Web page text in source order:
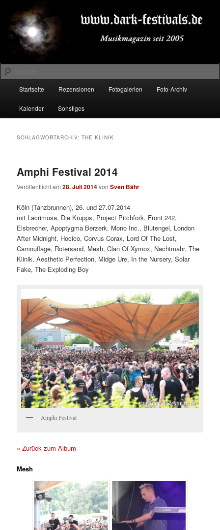
primären
Inhalt
springen
sekundären
Inhalt
springenDARK-FESTIVALS.DE
Suchen
Startseite Rezensionen Fotogalerien Foto-Archiv
Kalender Sonstiges
SCHLAGWORTARCHIV:THE KLINIK
Amphi Festival 2014
Veröffentlicht am28. Juli 2014vonSven Bähr
Köln (Tanzbrunnen), 26. und 27.07.2014
mit Lacrimosa, Die Krupps, Project Pitchfork, Front 242,
Eisbrecher, Apoptygma Berzerk, Mono Inc., Blutengel, London
After Midnight, Hocico, Corvus Corax, Lord Of The Lost,
Camouflage, Rotersand, Mesh, Clan Of Xymox, Nachtmahr, The
Klinik, Aesthetic Perfection, Midge Ure, In the Nursery, Solar
Fake, The Exploding Boy
Amphi Festival
« Zurück zum Album
Mesh